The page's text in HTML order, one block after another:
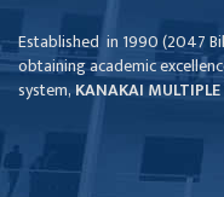
Established in 1990 (2047
obtaining academic
system, KANAKAI